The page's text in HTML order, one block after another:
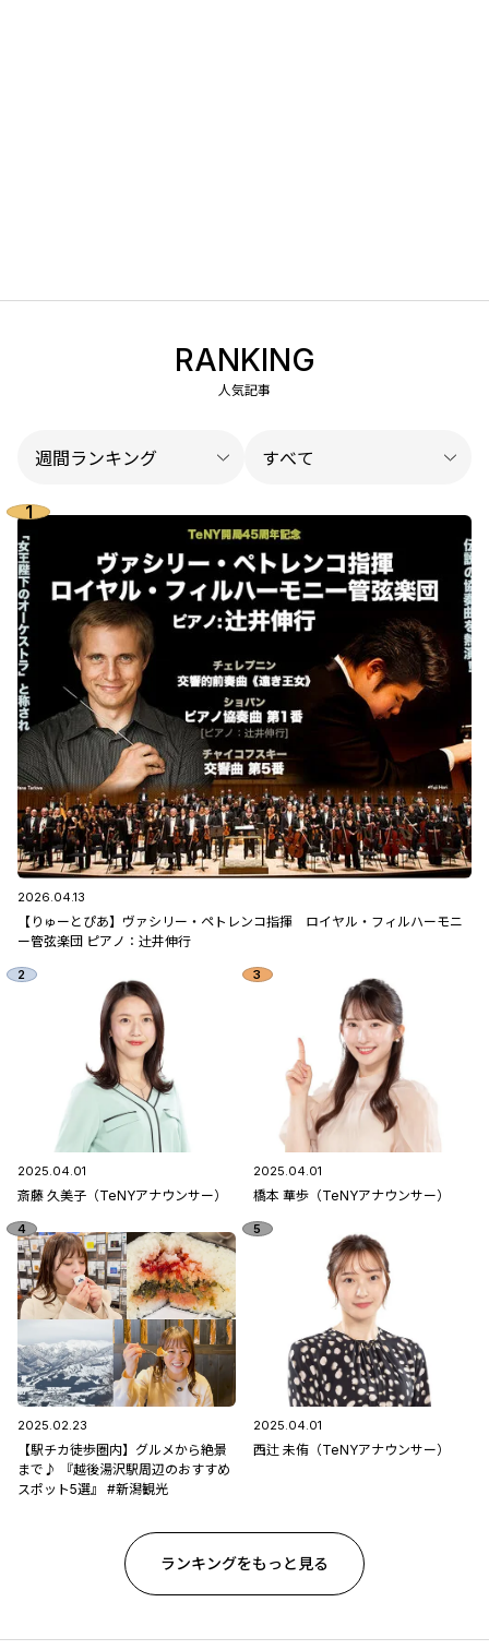
RANKING
人気記事
2026.04.13
【りゅーとぴあ】ヴァシリー・ペトレンコ指揮 ロイヤル・フィルハーモニ
ー管弦楽団 ピアノ：辻󠄀井伸行
2025.04.01
斎藤 久美子（TeNYアナウンサー）
2025.04.01
橋本 華歩（TeNYアナウンサー）
2025.02.23
【駅チカ徒歩圏内】グルメから絶景
まで♪ 『越後湯沢駅周辺のおすすめ
スポット5選』 #新潟観光
2025.04.01
西辻 未侑（TeNYアナウンサー）
ランキングをもっと見る